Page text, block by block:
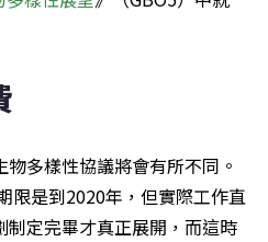
多樣性協議將會有所不同。
限是到2020年，但實際工作直
定完畢才真正展開，而這時